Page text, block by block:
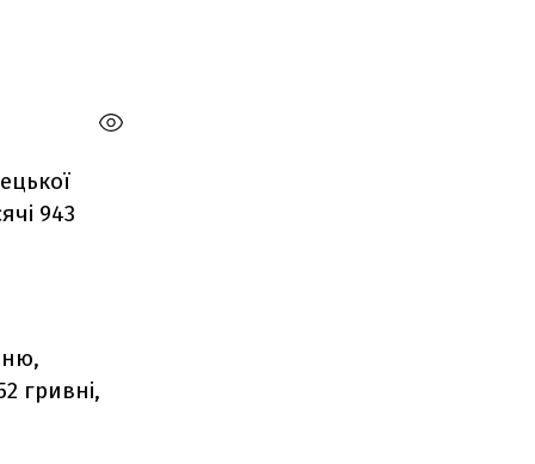
943
гривні,